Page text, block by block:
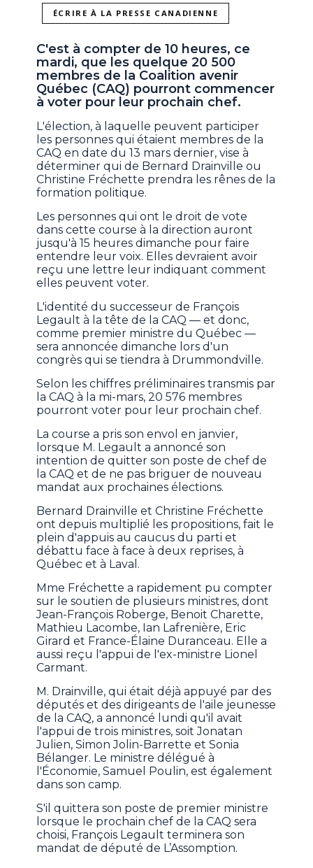
ÉCRIRE À LA PRESSE CANADIENNE
C'est à compter de 10 heures, ce
mardi, que les quelque 20 500
membres de la Coalition avenir
Québec (CAQ) pourront commencer
à voter pour leur prochain chef.
L'élection, à laquelle peuvent participer
les personnes qui étaient membres de la
CAQ en date du 13 mars dernier, vise à
déterminer qui de Bernard Drainville ou
Christine Fréchette prendra les rênes de la
formation politique.
Les personnes qui ont le droit de vote
dans cette course à la direction auront
jusqu'à 15 heures dimanche pour faire
entendre leur voix. Elles devraient avoir
reçu une lettre leur indiquant comment
elles peuvent voter.
L'identité du successeur de François
Legault à la tête de la CAQ — et donc,
comme premier ministre du Québec —
sera annoncée dimanche lors d'un
congrès qui se tiendra à Drummondville.
Selon les chiffres préliminaires transmis par
la CAQ à la mi-mars, 20 576 membres
pourront voter pour leur prochain chef.
La course a pris son envol en janvier,
lorsque M. Legault a annoncé son
intention de quitter son poste de chef de
la CAQ et de ne pas briguer de nouveau
mandat aux prochaines élections.
Bernard Drainville et Christine Fréchette
ont depuis multiplié les propositions, fait le
plein d'appuis au caucus du parti et
débattu face à face à deux reprises, à
Québec et à Laval.
Mme Fréchette a rapidement pu compter
sur le soutien de plusieurs ministres, dont
Jean-François Roberge, Benoit Charette,
Mathieu Lacombe, Ian Lafrenière, Eric
Girard et France-Élaine Duranceau. Elle a
aussi reçu l'appui de l'ex-ministre Lionel
Carmant.
M. Drainville, qui était déjà appuyé par des
députés et des dirigeants de l'aile jeunesse
de la CAQ, a annoncé lundi qu'il avait
l'appui de trois ministres, soit Jonatan
Julien, Simon Jolin-Barrette et Sonia
Bélanger. Le ministre délégué à
l'Économie, Samuel Poulin, est également
dans son camp.
S'il quittera son poste de premier ministre
lorsque le prochain chef de la CAQ sera
choisi, François Legault terminera son
mandat de député de L’Assomption.